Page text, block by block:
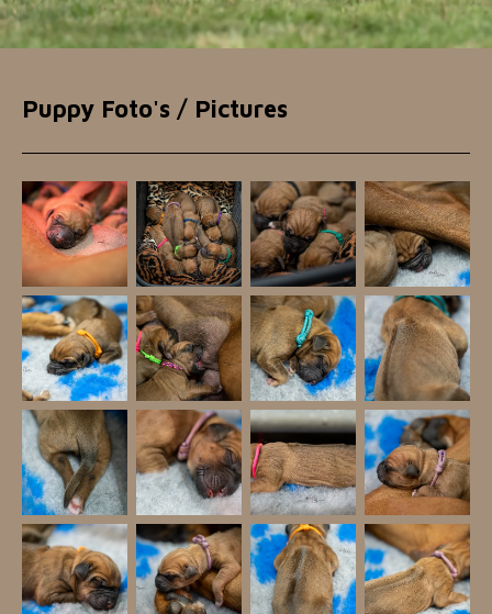
Puppy Foto's / Pictures